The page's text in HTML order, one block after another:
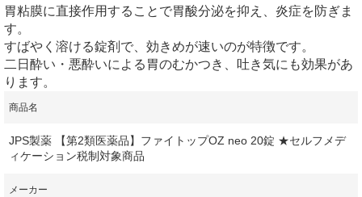
胃粘膜に直接作用することで胃酸分泌を抑え、炎症を防ぎま
す。
すばやく溶ける錠剤で、効きめが速いのが特徴です。
二日酔い・悪酔いによる胃のむかつき、吐き気にも効果があ
ります。
商品名
JPS製薬 【第2類医薬品】ファイトップOZ neo 20錠 ★セルフメデ
ィケーション税制対象商品
メーカー